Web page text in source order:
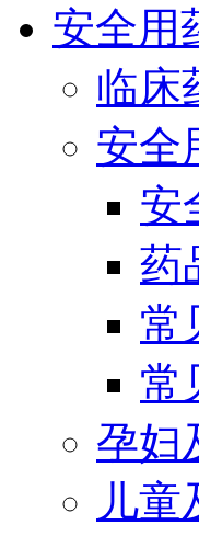
安全用
临床
安全
安
药
常
常
孕妇
儿童